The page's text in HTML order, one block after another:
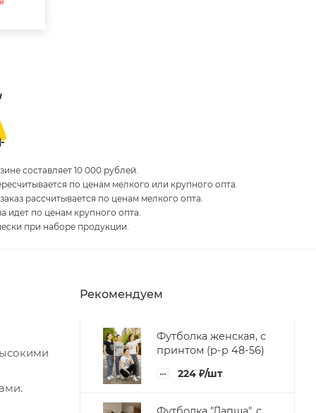
составляет 10 000 рублей.
по ценам мелкого или крупного опта.
рассчитывается по ценам мелкого опта.
идет по ценам крупного опта.
при наборе продукции.
Рекомендуем
Футболка женская, с
принтом (р-р 48-56)
224 ₽/шт